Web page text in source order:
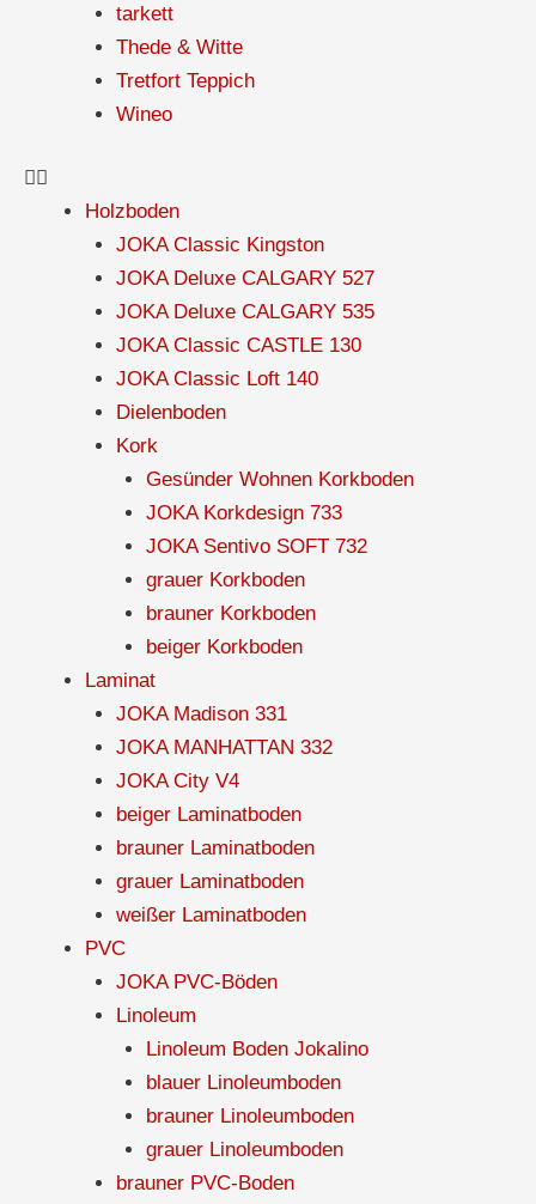
tarkett
Thede & Witte
Tretfort Teppich
Wineo
Holzboden
JOKA Classic Kingston
JOKA Deluxe CALGARY 527
JOKA Deluxe CALGARY 535
JOKA Classic CASTLE 130
JOKA Classic Loft 140
Dielenboden
Kork
Gesünder Wohnen Korkboden
JOKA Korkdesign 733
JOKA Sentivo SOFT 732
grauer Korkboden
brauner Korkboden
beiger Korkboden
Laminat
JOKA Madison 331
JOKA MANHATTAN 332
JOKA City V4
beiger Laminatboden
brauner Laminatboden
grauer Laminatboden
weißer Laminatboden
PVC
JOKA PVC-Böden
Linoleum
Linoleum Boden Jokalino
blauer Linoleumboden
brauner Linoleumboden
grauer Linoleumboden
brauner PVC-Boden